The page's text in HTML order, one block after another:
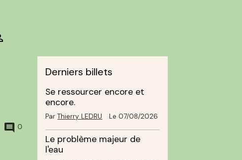
0
Derniers billets
Se ressourcer encore et
encore.
ParThierry LEDRU Le 07/08/2026
Le problème majeur de
l'eau